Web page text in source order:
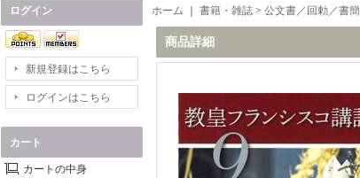
ログイン
新規登録はこちら
ログインはこちら
カート
カートの中身
ホーム 書籍・雑誌 > 公文書／回勅／書簡
商品詳細